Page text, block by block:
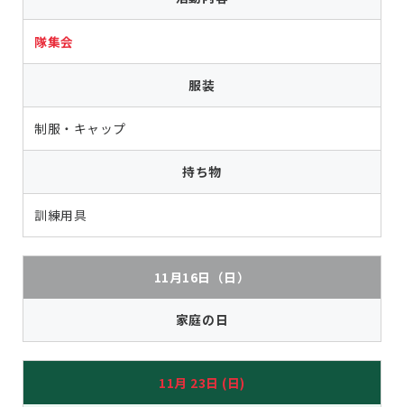
隊集会
服装
制服・キャップ
持ち物
訓練用具
11月16日（日）
家庭の日
11月 23日 (日)